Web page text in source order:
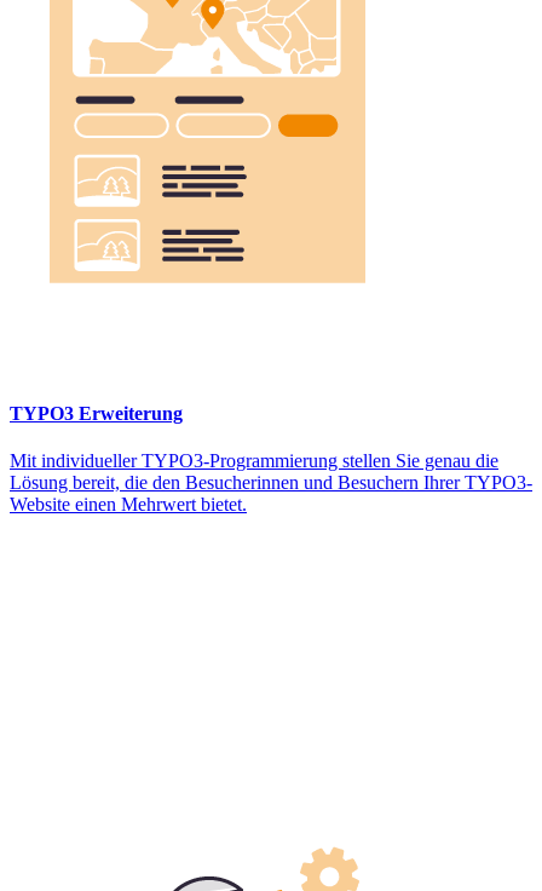
TYPO3 Erweiterung
Mit individueller TYPO3-Programmierung stellen Sie genau die
Lösung bereit, die den Besucherinnen und Besuchern Ihrer TYPO3-
Website einen Mehrwert bietet.